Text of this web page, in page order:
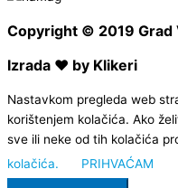
Copyright © 2019 Grad
Izrada ❤ by Klikeri
Nastavkom pregleda web
korištenjem kolačića. Ako
sve ili neke od tih kolačića
kolačića.
PRIHVAĆAM